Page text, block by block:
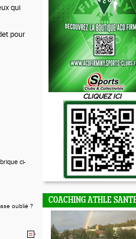
qui
pour
ci-
oublié ?
CLIQUEZ ICI
COACHING ATHLE